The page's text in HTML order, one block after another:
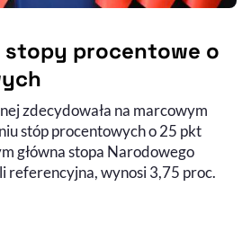
stopy procentowe o
zdecydowała na marcowym
stóp procentowych o 25 pkt
główna stopa Narodowego
referencyjna, wynosi 3,75 proc.